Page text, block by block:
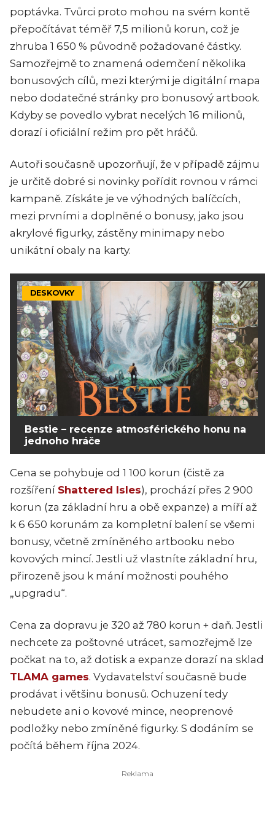
poptávka. Tvůrci proto mohou na svém kontě
přepočítávat téměř 7,5 milionů korun, což je
zhruba 1 650 % původně požadované částky.
Samozřejmě to znamená odemčení několika
bonusových cílů, mezi kterými je digitální mapa
nebo dodatečné stránky pro bonusový artbook.
Kdyby se povedlo vybrat necelých 16 milionů,
dorazí i oficiální režim pro pět hráčů.
Autoři současně upozorňují, že v případě zájmu
je určitě dobré si novinky pořídit rovnou v rámci
kampaně. Získáte je ve výhodných balíčcích,
mezi prvními a doplněné o bonusy, jako jsou
akrylové figurky, zástěny minimapy nebo
unikátní obaly na karty.
DESKOVKY
Bestie – recenze atmosférického honu na
jednoho hráče
Cena se pohybuje od 1 100 korun (čistě za
rozšíření Shattered Isles), prochází přes 2 900
korun (za základní hru a obě expanze) a míří až
k 6 650 korunám za kompletní balení se všemi
bonusy, včetně zmíněného artbooku nebo
kovových mincí. Jestli už vlastníte základní hru,
přirozeně jsou k mání možnosti pouhého
„upgradu“.
Cena za dopravu je 320 až 780 korun + daň. Jestli
nechcete za poštovné utrácet, samozřejmě lze
počkat na to, až dotisk a expanze dorazí na sklad
TLAMA games. Vydavatelství současně bude
prodávat i většinu bonusů. Ochuzení tedy
nebudete ani o kovové mince, neoprenové
podložky nebo zmíněné figurky. S dodáním se
počítá během října 2024.